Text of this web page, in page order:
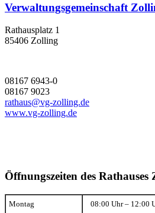
Verwaltungsgemeinschaft
Rathausplatz 1
85406 Zolling
08167 6943-0
08167 9023
rathaus@vg-zolling.de
www.vg-zolling.de
Öffnungszeiten des Rathauses
Montag 08:00 Uhr – 12:00